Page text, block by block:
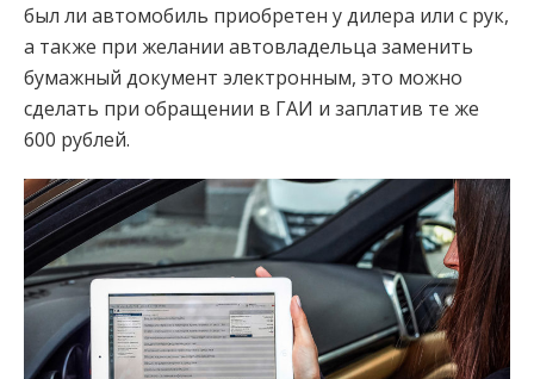
был ли автомобиль приобретен у дилера или с рук,
а также при желании автовладельца заменить
бумажный документ электронным, это можно
сделать при обращении в ГАИ и заплатив те же
600 рублей.